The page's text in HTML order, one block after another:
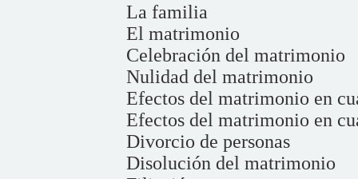
La familia
El matrimonio
Celebración del matrimonio
Nulidad del matrimonio
Efectos del matrimonio en
Efectos del matrimonio en
Divorcio de personas
Disolución del matrimonio